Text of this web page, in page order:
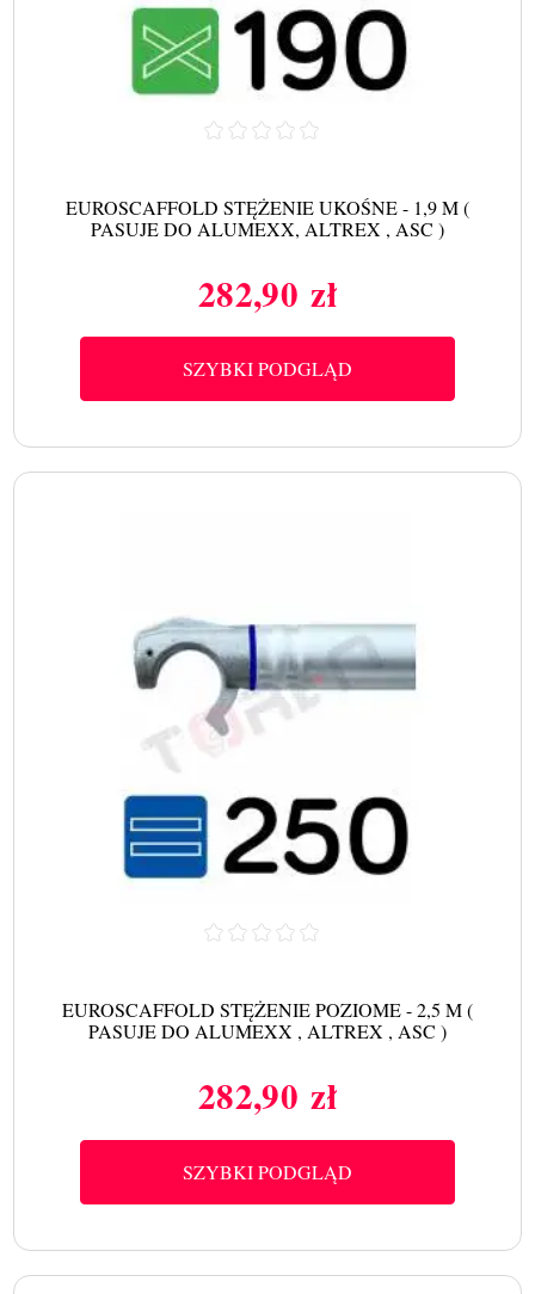
EUROSCAFFOLD STĘŻENIE UKOŚNE - 1,9 M (
PASUJE DO ALUMEXX, ALTREX , ASC )
Cena
282,90 zł
SZYBKI PODGLĄD
EUROSCAFFOLD STĘŻENIE POZIOME - 2,5 M (
PASUJE DO ALUMEXX , ALTREX , ASC )
Cena
282,90 zł
SZYBKI PODGLĄD